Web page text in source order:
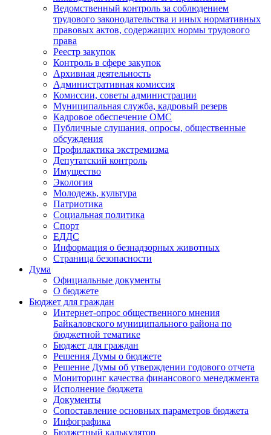
Ведомственный контроль за соблюдением
трудового законодательства и иных нормативных
правовых актов, содержащих нормы трудового
права
Реестр закупок
Контроль в сфере закупок
Архивная деятельность
Административная комиссия
Комиссии, советы администрации
Муниципальная служба, кадровый резерв
Кадровое обеспечение ОМС
Публичные слушания, опросы, общественные
обсуждения
Профилактика экстремизма
Депутатский контроль
Имущество
Экология
Молодежь, культура
Патриотика
Социальная политика
Спорт
ЕДДС
Информация о безнадзорных животных
Страница безопасности
Дума
Официальные документы
О бюджете
Бюджет для граждан
Интернет-опрос общественного мнения
Байкаловского муниципального района по
бюджетной тематике
Бюджет для граждан
Решения Думы о бюджете
Решение Думы об утверждении годового отчета
Мониторинг качества финансового менеджмента
Исполнение бюджета
Документы
Сопоставление основных параметров бюджета
Инфографика
Бюджетный калькулятор